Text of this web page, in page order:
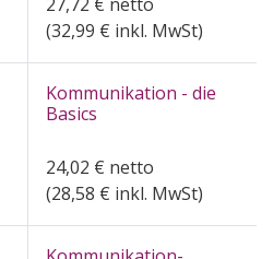
(32,99 € inkl. MwSt)
Kommunikation - die
Basics
24,02 € netto
(28,58 € inkl. MwSt)